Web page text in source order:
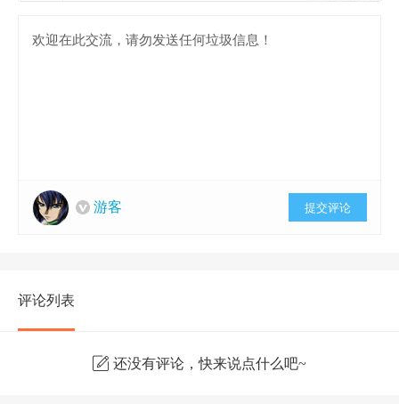
游客 提交评论
评论列表
还没有评论，快来说点什么吧~